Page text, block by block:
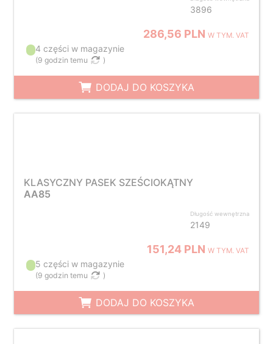
3896
286,56 PLNW TYM. VAT
4 części w magazynie
(9 godzin temu )
DODAJ DO KOSZYKA
KLASYCZNY PASEK SZEŚCIOKĄTNY
AA85
Długość wewnętrzna
2149
151,24 PLNW TYM. VAT
5 części w magazynie
(9 godzin temu )
DODAJ DO KOSZYKA